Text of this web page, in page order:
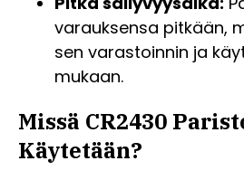
varauksensa pitkään,
sen varastoinnin ja
mukaan.
Missä CR2430
Käytetään?